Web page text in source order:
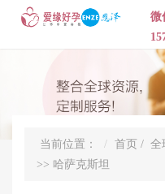
微
当前位置： 首页 / 全
>> 哈萨克斯坦